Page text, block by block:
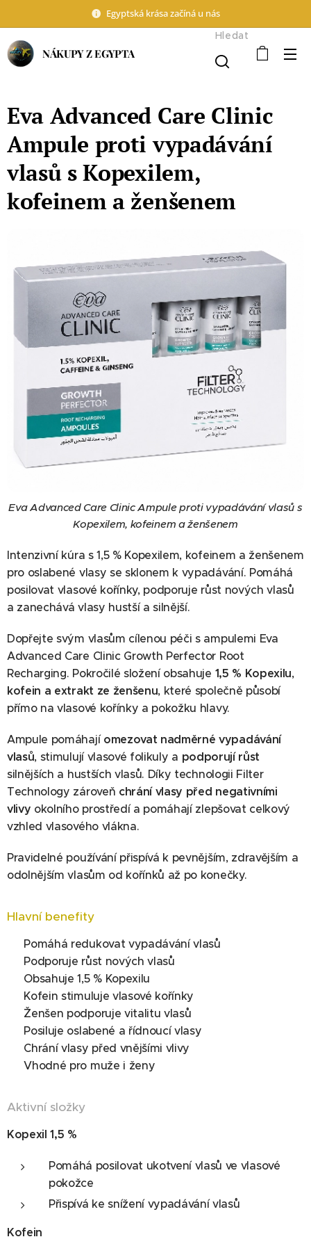
Egyptská krása začíná u nás
NÁKUPY Z EGYPTA
Hledat
Eva Advanced Care Clinic
Ampule proti vypadávání
vlasů s Kopexilem,
kofeinem a ženšenem
Eva Advanced Care Clinic Ampule proti vypadávání vlasů s
Kopexilem, kofeinem a ženšenem
Intenzivní kúra s 1,5 % Kopexilem, kofeinem a ženšenem
pro oslabené vlasy se sklonem k vypadávání. Pomáhá
posilovat vlasové kořínky, podporuje růst nových vlasů
a zanechává vlasy hustší a silnější.
Dopřejte svým vlasům cílenou péči s ampulemi Eva
Advanced Care Clinic Growth Perfector Root
Recharging. Pokročilé složení obsahuje 1,5 % Kopexilu,
kofein a extrakt ze ženšenu, které společně působí
přímo na vlasové kořínky a pokožku hlavy.
Ampule pomáhají omezovat nadměrné vypadávání
vlasů, stimulují vlasové folikuly a podporují růst
silnějších a hustších vlasů. Díky technologii Filter
Technology zároveň chrání vlasy před negativními
vlivy okolního prostředí a pomáhají zlepšovat celkový
vzhled vlasového vlákna.
Pravidelné používání přispívá k pevnějším, zdravějším a
odolnějším vlasům od kořínků až po konečky.
Hlavní benefity
✔ Pomáhá redukovat vypadávání vlasů
✔ Podporuje růst nových vlasů
✔ Obsahuje 1,5 % Kopexilu
✔ Kofein stimuluje vlasové kořínky
✔ Ženšen podporuje vitalitu vlasů
✔ Posiluje oslabené a řídnoucí vlasy
✔ Chrání vlasy před vnějšími vlivy
✔ Vhodné pro muže i ženy
Aktivní složky
Kopexil 1,5 %
Pomáhá posilovat ukotvení vlasů ve vlasové
pokožce
Přispívá ke snížení vypadávání vlasů
Kofein